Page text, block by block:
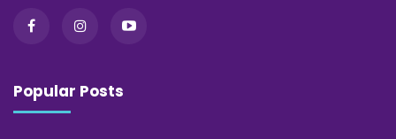
Popular Posts